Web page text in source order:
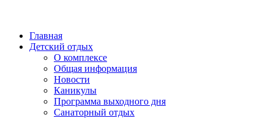
Главная
Детский отдых
О комплексе
Общая информация
Новости
Каникулы
Программа выходного дня
Санаторный отдых